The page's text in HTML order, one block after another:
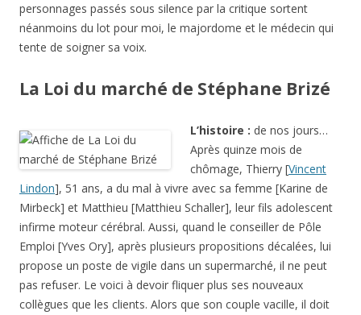
personnages passés sous silence par la critique sortent
néanmoins du lot pour moi, le majordome et le médecin qui
tente de soigner sa voix.
La Loi du marché de Stéphane Brizé
L’histoire : de nos jours…
Après quinze mois de
chômage, Thierry [Vincent
Lindon], 51 ans, a du mal à vivre avec sa femme [Karine de
Mirbeck] et Matthieu [Matthieu Schaller], leur fils adolescent
infirme moteur cérébral. Aussi, quand le conseiller de Pôle
Emploi [Yves Ory], après plusieurs propositions décalées, lui
propose un poste de vigile dans un supermarché, il ne peut
pas refuser. Le voici à devoir fliquer plus ses nouveaux
collègues que les clients. Alors que son couple vacille, il doit